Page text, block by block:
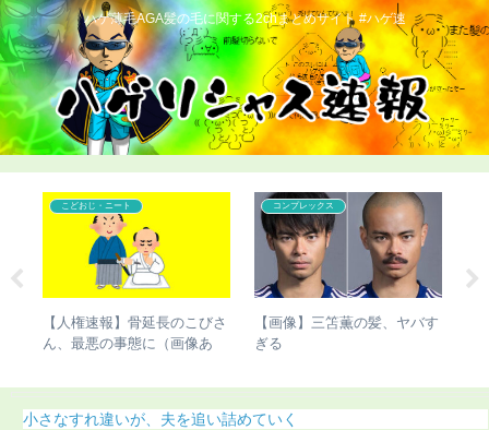
ハゲ薄毛AGA髪の毛に関する2chまとめサイト #ハゲ速
こどおじ・ニート
【ハゲ速報】ハゲたら人生終
了するという現実ｗｗｗ
こどおじ・ニート
【画像あり】骨延長失敗で脚
切断した人、お気持ち表明
小さなすれ違いが、夫を追い詰めていく